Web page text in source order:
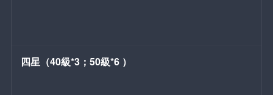
四星（40級*3；50級*6 ）